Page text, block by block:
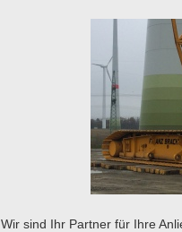
Wir sind Ihr Partner für Ihre